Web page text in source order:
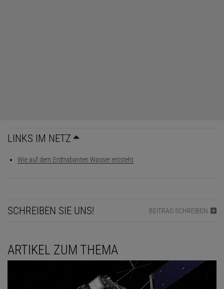
LINKS IM NETZ
Wie auf dem Erdtrabanten Wasser entsteht
SCHREIBEN SIE UNS! BEITRAG SCHREIBEN
ARTIKEL ZUM THEMA